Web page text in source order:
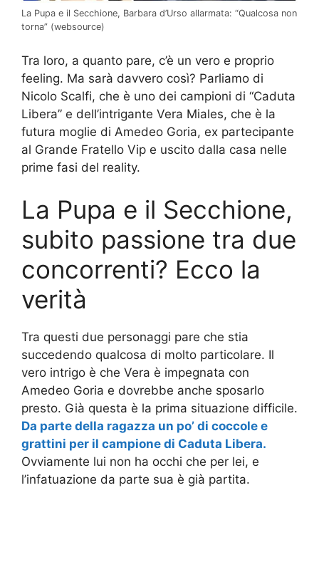
La Pupa e il Secchione, Barbara d’Urso allarmata: “Qualcosa non
torna” (websource)
Tra loro, a quanto pare, c’è un vero e proprio
feeling. Ma sarà davvero così? Parliamo di
Nicolo Scalfi, che è uno dei campioni di “Caduta
Libera” e dell’intrigante Vera Miales, che è la
futura moglie di Amedeo Goria, ex partecipante
al Grande Fratello Vip e uscito dalla casa nelle
prime fasi del reality.
La Pupa e il Secchione,
subito passione tra due
concorrenti? Ecco la
verità
Tra questi due personaggi pare che stia
succedendo qualcosa di molto particolare. Il
vero intrigo è che Vera è impegnata con
Amedeo Goria e dovrebbe anche sposarlo
presto. Già questa è la prima situazione difficile.
Da parte della ragazza un po’ di coccole e
grattini per il campione di Caduta Libera.
Ovviamente lui non ha occhi che per lei, e
l’infatuazione da parte sua è già partita.